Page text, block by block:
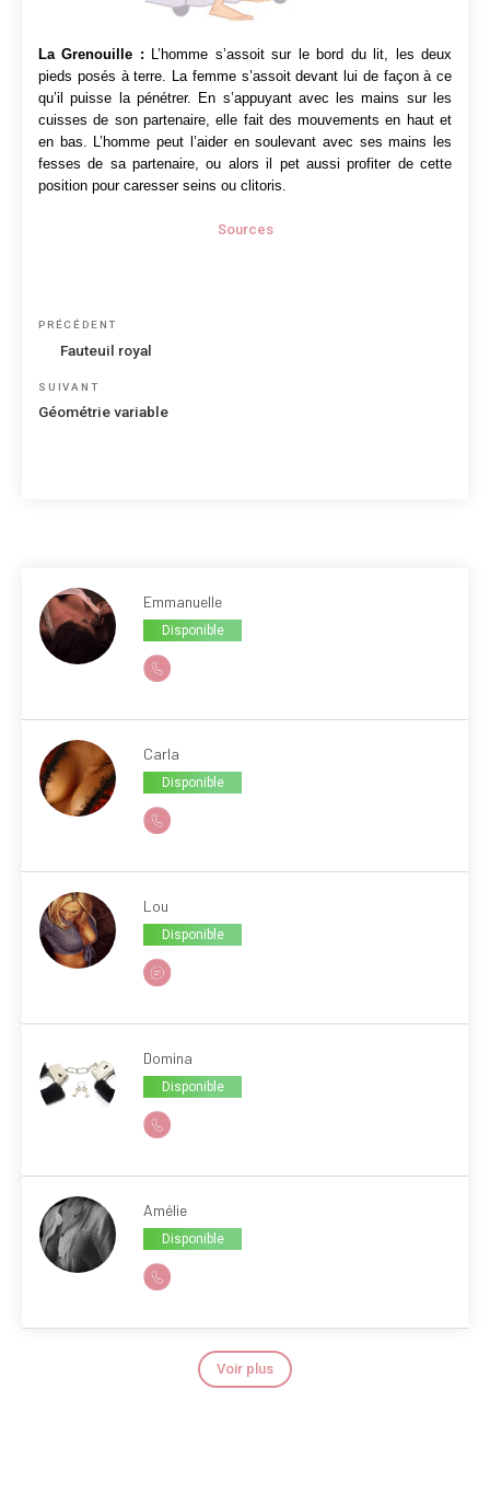
La Grenouille : L’homme s’assoit sur le bord du lit, les deux
pieds posés à terre. La femme s’assoit devant lui de façon à ce
qu’il puisse la pénétrer. En s’appuyant avec les mains sur les
cuisses de son partenaire, elle fait des mouvements en haut et
en bas. L’homme peut l’aider en soulevant avec ses mains les
fesses de sa partenaire, ou alors il pet aussi profiter de cette
position pour caresser seins ou clitoris.
Sources
Navigation
Article
précédent
PRÉCÉDENT
Fauteuil royal
Article
suivant
SUIVANT
Géométrie variable
Emmanuelle
Disponible
Carla
Disponible
Lou
Disponible
Domina
Disponible
Amélie
Disponible
Voir plus